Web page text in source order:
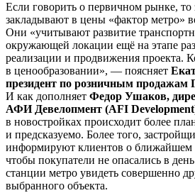
Если говорить о первичном рынке, то
закладывают в цены «фактор метро»
Они «учитывают развитие
окружающей локации ещё на этапе
реализации и продвижения проекта.
в ценообразовании», — поясняет
президент по розничным
И как дополняет Федор Ушаков,
АФИ Девелопмент (AFI
в новостройках происходит более
и предсказуемо. Более того,
информируют клиентов о
чтобы покупатели не опасались в
станции метро увидеть совершенно
выбранного объекта.